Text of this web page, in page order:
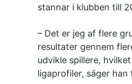
stannar i klubben till
– Det er jeg af flere
resultater gennem
udvikle spillere,
ligaprofiler, säger han